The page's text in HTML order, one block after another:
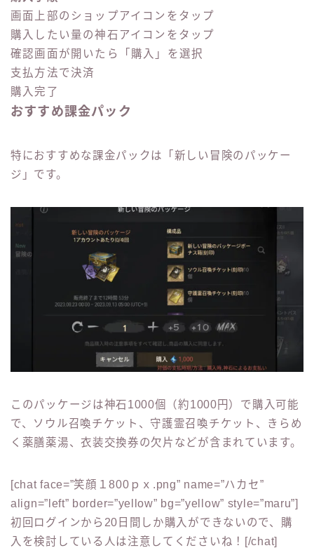
画面上部のショップアイコンをタップ
購入したい量の神石アイコンをタップ
確認画面が開いたら「購入」を選択
支払方法で決済
購入完了
おすすめ課金パック
特におすすめな課金パックは「新しい冒険のパッケー
ジ」です。
このパッケージは神石1000個（約1000円）で購入可能
で、ソウル召喚チケット、守護霊召喚チケット、きらめ
く薬膳薬湯、衣装交換券の欠片などが含まれています。
[chat face=”笑顔１800ｐｘ.png” name=”ハカセ”
align=”left” border=”yellow” bg=”yellow” style=”maru”]
初回ログインから20日間しか購入ができないので、購
入を検討している人は注意してくださいね！[/chat]